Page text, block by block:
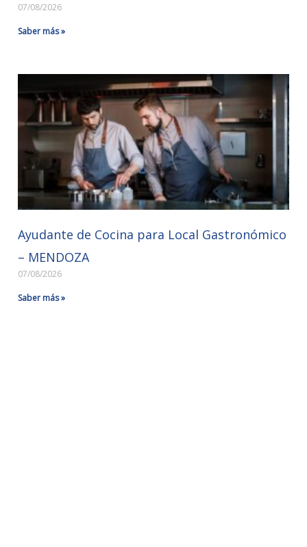
07/08/2026
Saber más »
Ayudante de Cocina para Local Gastronómico
– MENDOZA
07/08/2026
Saber más »